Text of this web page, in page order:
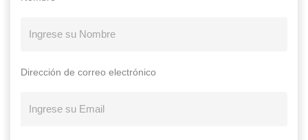
Dirección de correo electrónico